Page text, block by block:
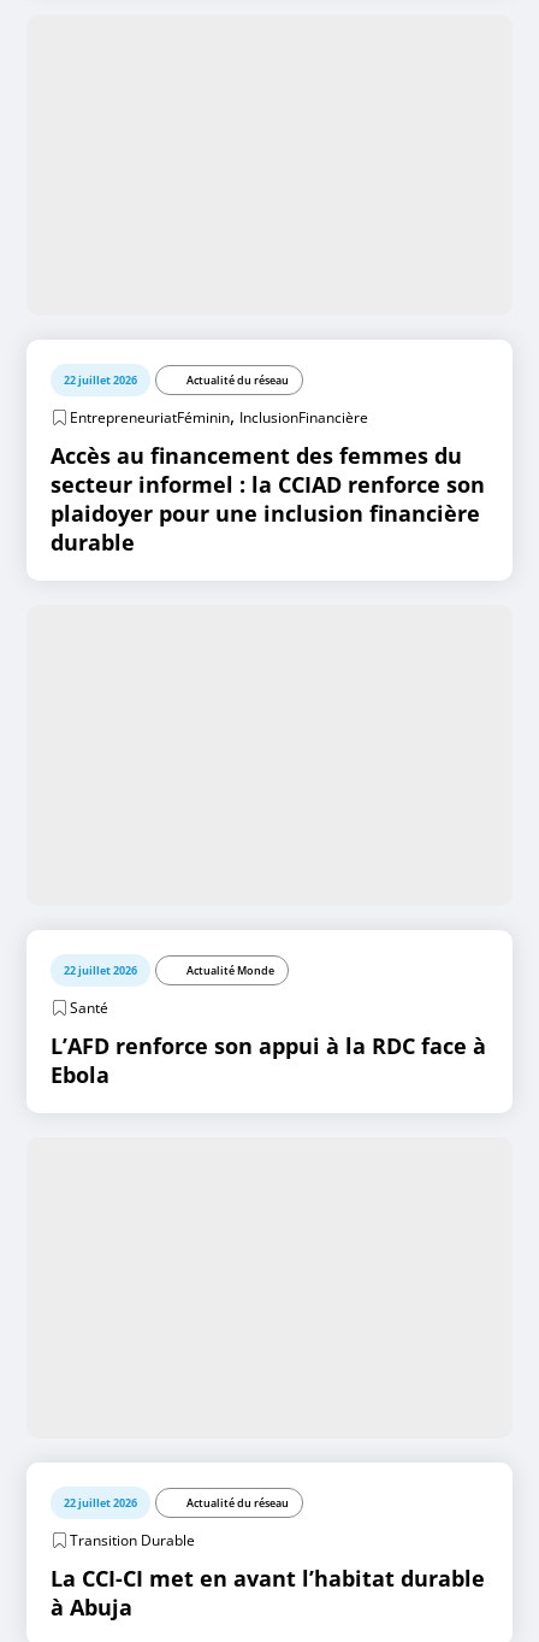
22 juillet 2026 Actualité du réseau
EntrepreneuriatFéminin, InclusionFinancière
Accès au financement des femmes du
secteur informel : la CCIAD renforce son
plaidoyer pour une inclusion financière
durable
22 juillet 2026 Actualité Monde
Santé
L’AFD renforce son appui à la RDC face à
Ebola
22 juillet 2026 Actualité du réseau
Transition Durable
La CCI-CI met en avant l’habitat durable
à Abuja